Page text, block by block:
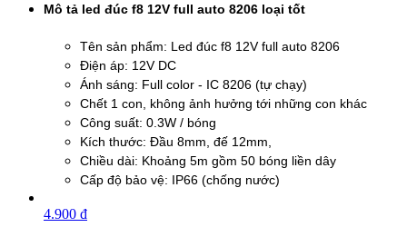
Mô tả led đúc f8 12V full auto 8206 loại tốt
Tên sản phẩm: Led đúc f8 12V full auto 8206
Điện áp: 12V DC
Ánh sáng: Full color - IC 8206 (tự chạy)
Chết 1 con, không ảnh hưởng tới những con khác
Công suất: 0.3W / bóng
Kích thước: Đầu 8mm, đế 12mm,
Chiều dài: Khoảng 5m gồm 50 bóng liền dây
Cấp độ bảo vệ: IP66 (chống nước)
4.900 đ